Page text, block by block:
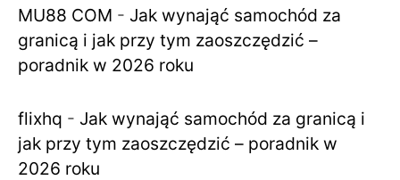
MU88 COM - Jak wynająć samochód za
granicą i jak przy tym zaoszczędzić –
poradnik w 2026 roku
flixhq - Jak wynająć samochód za granicą i
jak przy tym zaoszczędzić – poradnik w
2026 roku